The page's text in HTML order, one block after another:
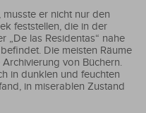
er nicht nur den
feststellen, die in der
„De las Residentas“ nahe
Die meisten Räume
von Büchern.
in dunklen und feuchten
in miserablen Zustand